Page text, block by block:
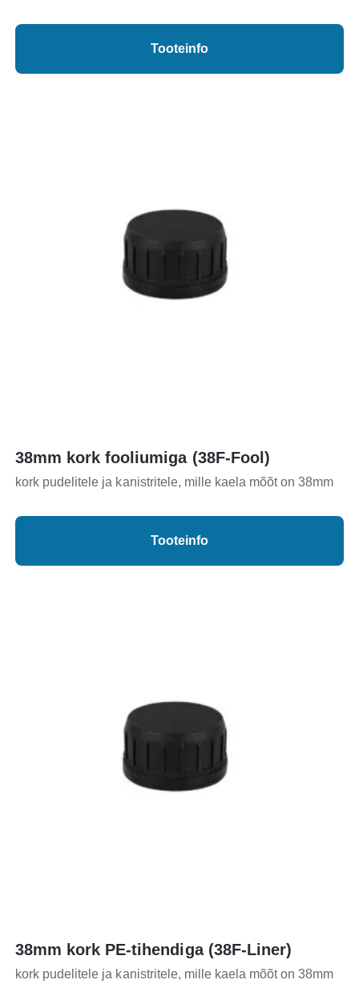
Tooteinfo
38mm kork fooliumiga (38F-Fool)
kork pudelitele ja kanistritele, mille kaela mõõt on 38mm
Tooteinfo
38mm kork PE-tihendiga (38F-Liner)
kork pudelitele ja kanistritele, mille kaela mõõt on 38mm